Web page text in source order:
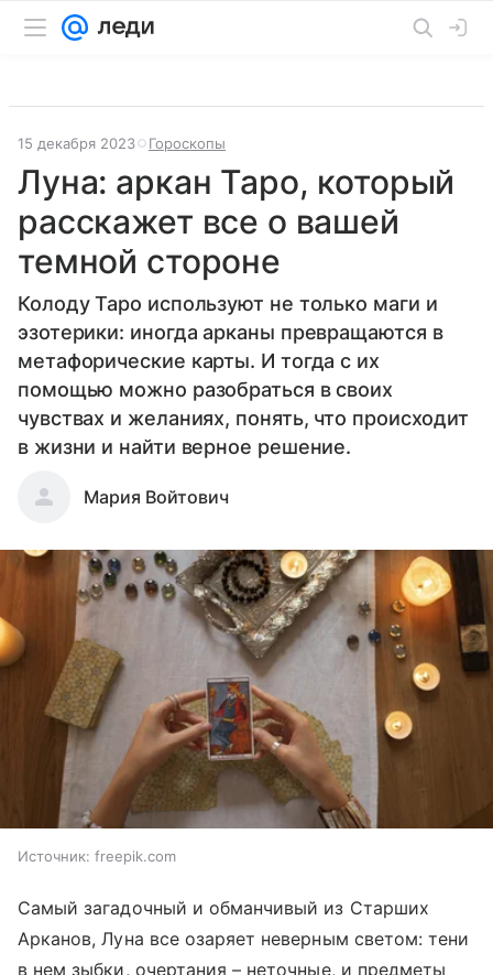
15 декабря 2023 Гороскопы
Луна: аркан Таро, который
расскажет все о вашей
темной стороне
Колоду Таро используют не только маги и
эзотерики: иногда арканы превращаются в
метафорические карты. И тогда с их
помощью можно разобраться в своих
чувствах и желаниях, понять, что происходит
в жизни и найти верное решение.
Мария Войтович
Источник: freepik.com
Самый загадочный и обманчивый из Старших
Арканов, Луна все озаряет неверным светом: тени
в нем зыбки, очертания – неточные, и предметы